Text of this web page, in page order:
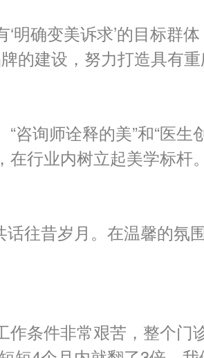
明确变美诉求’的目标群
的建设，努力打造具有
咨询师诠释的美”和“医生
在行业内树立起美学标杆
往昔岁月。在温馨的氛
作条件非常艰苦，整个门